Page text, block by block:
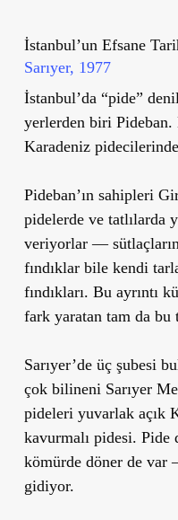
İstanbul’un Efsane
Sarıyer, 1977
İstanbul’da “pide”
yerlerden biri
Karadeniz
Pideban’ın sahipleri
pidelerde ve tatlılarda
veriyorlar —
fındıklar bile kendi
fındıkları. Bu ayrıntı
fark yaratan tam da bu
Sarıyer’de üç şubesi
çok bilineni Sarıyer
pideleri yuvarlak açık
kavurmalı pidesi. Pide
kömürde döner de var
gidiyor.